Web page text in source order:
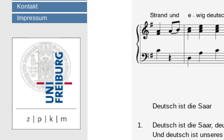
Deutsch ist die Saar
1.
Deutsch ist die Saar,
Und deutsch ist
Kontakt
Impressum